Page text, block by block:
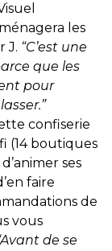
les
J. “C’est une
que les
pour
confiserie
(14 boutiques
ses
faire
de
vous
de se